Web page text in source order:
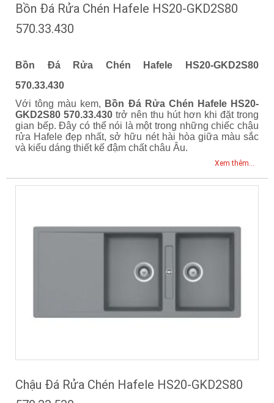
Bồn Đá Rửa Chén Hafele HS20-GKD2S80
570.33.430
Bồn Đá Rửa Chén Hafele HS20-GKD2S80
570.33.430
Với tông màu kem, Bồn Đá Rửa Chén Hafele HS20-
GKD2S80 570.33.430 trở nên thu hút hơn khi đặt trong
gian bếp. Đây có thể nói là một trong những chiếc chậu
rửa Hafele đẹp nhất, sở hữu nét hài hòa giữa màu sắc
và kiểu dáng thiết kế đậm chất châu Âu.
Xem thêm...
Chậu Đá Rửa Chén Hafele HS20-GKD2S80